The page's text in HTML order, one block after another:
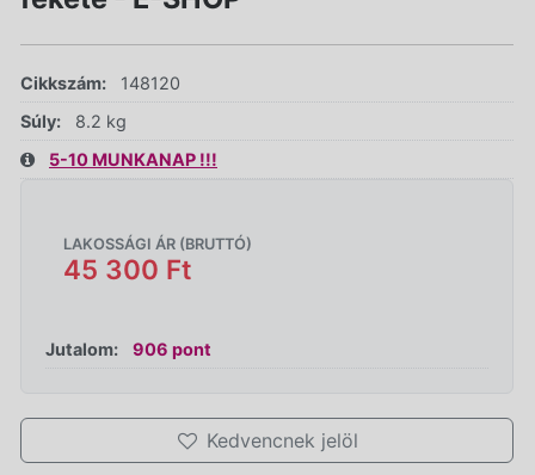
Cikkszám:
148120
Súly:
8.2 kg
5-10 MUNKANAP !!!
LAKOSSÁGI ÁR (BRUTTÓ)
45 300 Ft
Jutalom: 906 pont
Kedvencnek jelöl